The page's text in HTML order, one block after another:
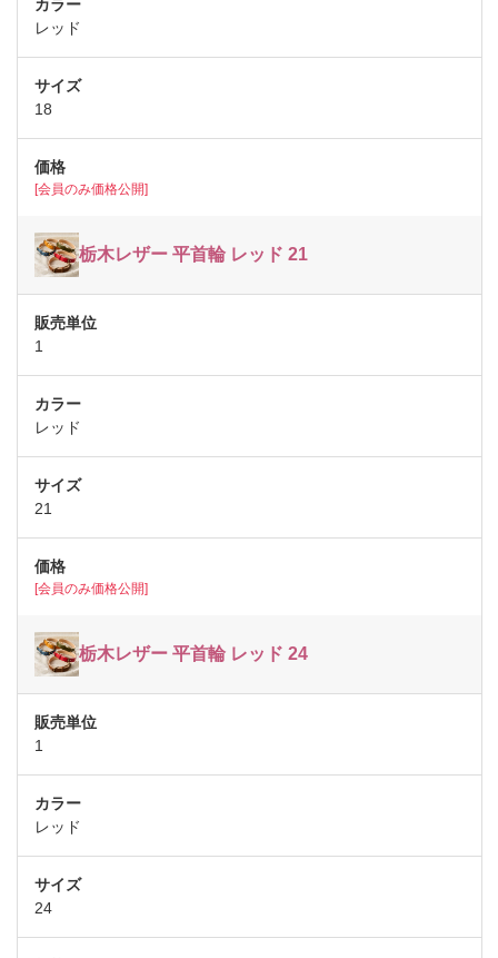
レッド
18
[会員のみ価格公開]
栃木レザー 平首輪 レッド 21
1
レッド
21
[会員のみ価格公開]
栃木レザー 平首輪 レッド 24
1
レッド
24